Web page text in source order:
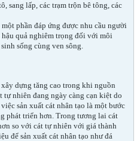
sang lấp, các trạm trộn bê tông, các
phần đáp ứng được nhu cầu người
quả nghiêm trọng đối với môi
sống cùng ven sông.
dựng tăng cao trong khi nguồn
nhiên đang ngày càng cạn kiệt do
sản xuất cát nhân tạo là một bước
phát triển hơn. Trong tương lai cát
so với cát tự nhiên với giá thành
để sản xuất cát nhân tạo như đá